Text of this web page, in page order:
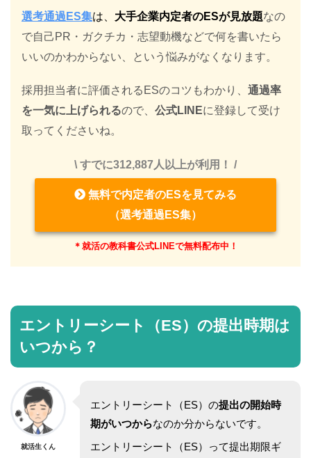
選考通過ES集は、 大手企業内定者のESが見放題なの
で自己PR・ガクチカ・志望動機などで何を書いたら
いいのかわからない、という悩みがなくなります。
採用担当者に評価されるESのコツもわかり、 通過率
を一気に上げられるので、 公式LINEに登録して受け
取ってくださいね。
\ すでに312,887人以上が利用！ /
無料で内定者のESを見てみる
（選考通過ES集）
＊就活の教科書公式LINEで無料配布中！
エントリーシート（ES）の提出時期は
いつから？
就活生くん
エントリーシート（ES）の提出の開始時
期がいつからなのか分からないです。
エントリーシート（ES）って提出期限ギ